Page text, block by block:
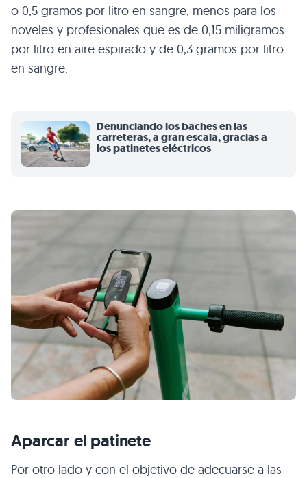
o 0,5 gramos por litro en sangre, menos para los
noveles y profesionales que es de 0,15 miligramos
por litro en aire espirado y de 0,3 gramos por litro
en sangre.
Denunciando los baches en las
carreteras, a gran escala, gracias a
los patinetes eléctricos
Aparcar el patinete
Por otro lado y con el objetivo de adecuarse a las